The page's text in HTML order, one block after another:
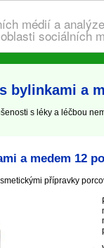
médií a
sociálních
bylinkami a
s léky a léčbou
a medem 12
přípravky